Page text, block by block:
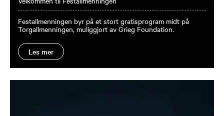
Festallmenningen byr på et stort gratisprogram midt på
Torgallmenningen, muliggjort av Grieg Foundation.
Les mer